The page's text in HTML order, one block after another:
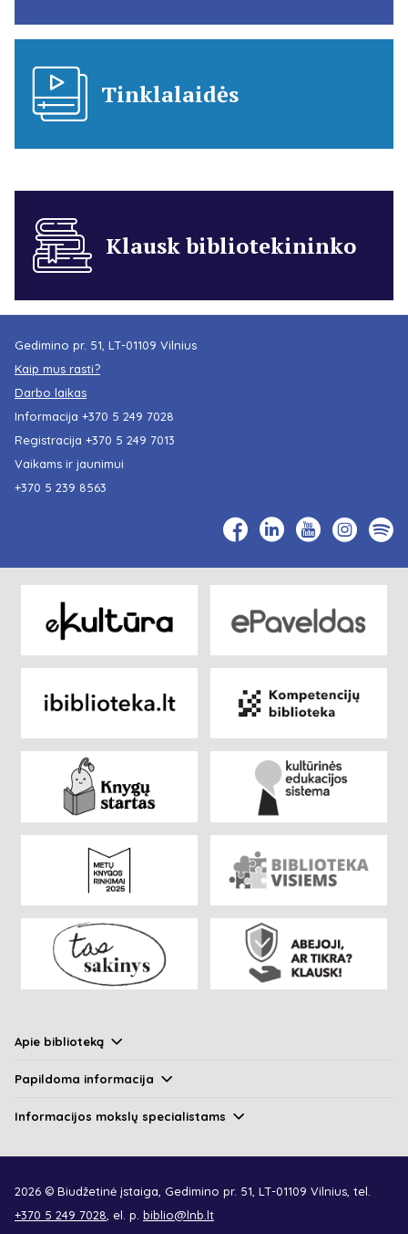
Tinklalaidės
Klausk bibliotekininko
Gedimino pr. 51, LT-01109 Vilnius
Kaip mus rasti?
Darbo laikas
Informacija +370 5 249 7028
Registracija +370 5 249 7013
Vaikams ir jaunimui
+370 5 239 8563
Apie biblioteką
Papildoma informacija
Informacijos mokslų specialistams
2026 © Biudžetinė įstaiga, Gedimino pr. 51, LT-01109 Vilnius, tel.
+370 5 249 7028 , el. p. biblio@lnb.lt